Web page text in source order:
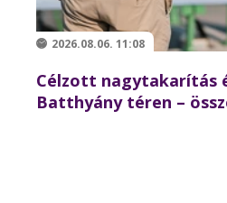
2026.08.06. 11:08
Célzott nagytakarítás
Batthyány téren –